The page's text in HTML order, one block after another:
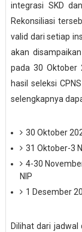
integrasi SKD
Rekonsiliasi
valid dari setiap
akan
pada 30 Oktober
hasil seleksi
selengkapnya
30 Oktober
31 Oktober-3
4-30
NIP
1 Desember
Dilihat dari